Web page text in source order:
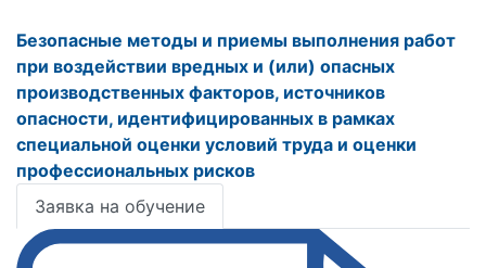
Безопасные методы и приемы выполнения работ
при воздействии вредных и (или) опасных
производственных факторов, источников
опасности, идентифицированных в рамках
специальной оценки условий труда и оценки
профессиональных рисков
Заявка на обучение